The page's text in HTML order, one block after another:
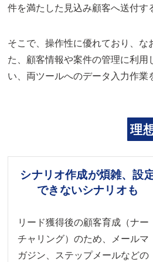
件を満たした見込み顧客へ送付す
そこで、操作性に優れており、
た、顧客情報や案件の管理に利用
い、両ツールへのデータ入力作
理
シナリオ作成が煩雑、設
できないシナリオも
リード獲得後の顧客育成（ナー
チャリング）のため、メールマ
ガジン、ステップメールなどの